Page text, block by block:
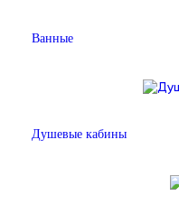
Ванные
Душевые кабины